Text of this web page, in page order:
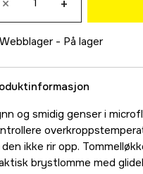
795 kr
795 kr
XL
795 kr
2XL
795 kr
3XL
795 kr
Webblager - På lager
og smidig genser i
den ikke rir opp.
brystlomme med